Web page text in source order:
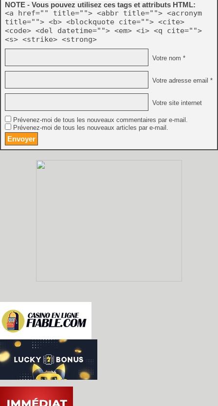
NOTE - Vous pouvez utilisez ces tags et attributs HTML:
<a href="" title=""> <abbr title=""> <acronym
title=""> <b> <blockquote cite=""> <cite>
<code> <del datetime=""> <em> <i> <q cite="">
<s> <strike> <strong>
Votre nom *
Votre adresse email *
Votre site internet
Prévenez-moi de tous les nouveaux commentaires par e-mail.
Prévenez-moi de tous les nouveaux articles par e-mail.